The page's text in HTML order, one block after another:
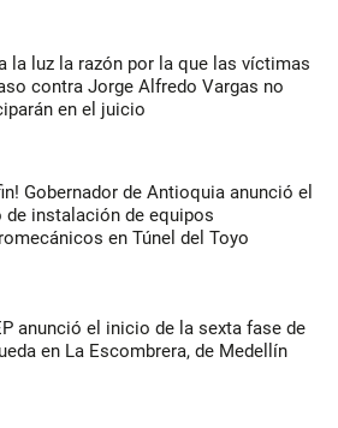
la luz la razón por la que las víctimas
contra Jorge Alfredo Vargas no
en el juicio
Gobernador de Antioquia anunció el
de instalación de equipos
en Túnel del Toyo
anunció el inicio de la sexta fase de
en La Escombrera, de Medellín